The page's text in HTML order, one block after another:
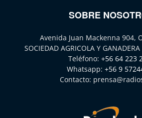
SOBRE
Avenida Juan Mackenna 904,
SOCIEDAD AGRICOLA Y
Teléfono: +56 64 223
Whatsapp: +56 9
Contacto: